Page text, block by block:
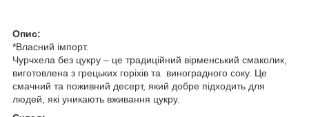
Опис:
*Власний імпорт.
Чурчхела без цукру – це традиційний вірменський смаколик,
виготовлена з грецьких горіхів та виноградного соку. Це
смачний та поживний десерт, який добре підходить для
людей, які уникають вживання цукру.